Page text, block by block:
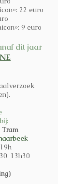
22 euro
9 euro
dit jaar
Tram
13h30